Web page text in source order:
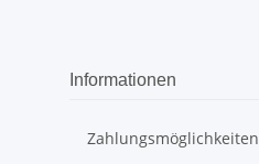
Informationen
Zahlungsmöglichkeiten